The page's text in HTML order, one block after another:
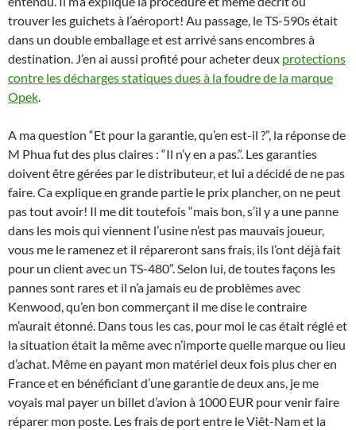
trouver les guichets à l’aéroport! Au passage, le TS-590s était
dans un double emballage et est arrivé sans encombres à
destination. J’en ai aussi profité pour acheter deux protections
contre les décharges statiques dues à la foudre de la marque
Opek.
A ma question “Et pour la garantie, qu’en est-il ?”, la réponse de
M Phua fut des plus claires : “Il n’y en a pas.”. Les garanties
doivent être gérées par le distributeur, et lui a décidé de ne pas
faire. Ca explique en grande partie le prix plancher, on ne peut
pas tout avoir! Il me dit toutefois “mais bon, s’il y a une panne
dans les mois qui viennent l’usine n’est pas mauvais joueur,
vous me le ramenez et il répareront sans frais, ils l’ont déjà fait
pour un client avec un TS-480”. Selon lui, de toutes façons les
pannes sont rares et il n’a jamais eu de problèmes avec
Kenwood, qu’en bon commerçant il me dise le contraire
m’aurait étonné. Dans tous les cas, pour moi le cas était réglé et
la situation était la même avec n’importe quelle marque ou lieu
d’achat. Même en payant mon matériel deux fois plus cher en
France et en bénéficiant d’une garantie de deux ans, je me
voyais mal payer un billet d’avion à 1000 EUR pour venir faire
réparer mon poste. Les frais de port entre le Viêt-Nam et la